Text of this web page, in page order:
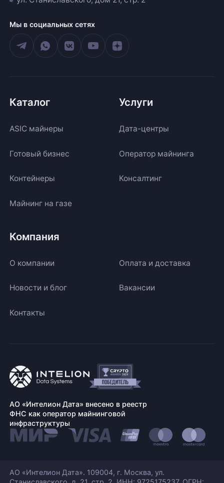
Мы в социальных сетях
Каталог
ASIC майнеры
Готовый бизнес
Контейнеры
Майнинг на газе
Услуги
Дата-центры
Оператор майнинга
Консалтинг
Компания
О компании Оплата и доставка
Новости и блог Вакансии
Контакты
АО «Интелион Дата» внесено в реестр
ФНС как оператор майнинговой
инфраструктуры
АО «Интелион Дата». 109004, г. Москва, ул.